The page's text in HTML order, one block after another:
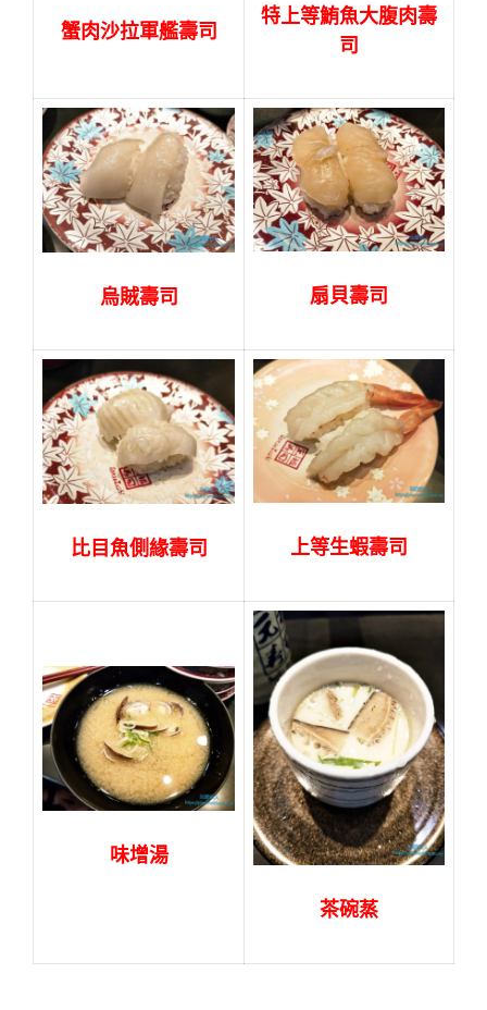
蟹肉沙拉軍艦壽司
特上等鮪魚大腹肉壽
司
烏賊壽司 扇貝壽司
比目魚側緣壽司 上等生蝦壽司
味增湯
茶碗蒸